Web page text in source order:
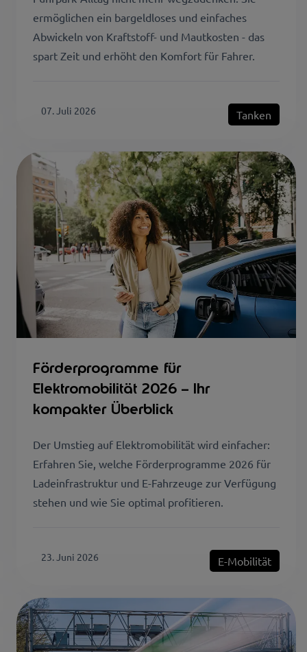
ermöglichen ein bargeldloses und einfaches
Abwickeln von Kraftstoff- und Mautkosten - das
spart Zeit und erhöht den Komfort für Fahrer.
07. Juli 2026 Tanken
Förderprogramme für
Elektromobilität 2026 – Ihr
kompakter Überblick
Der Umstieg auf Elektromobilität wird einfacher:
Erfahren Sie, welche Förderprogramme 2026 für
Ladeinfrastruktur und E-Fahrzeuge zur Verfügung
stehen und wie Sie optimal profitieren.
23. Juni 2026 E-Mobilität